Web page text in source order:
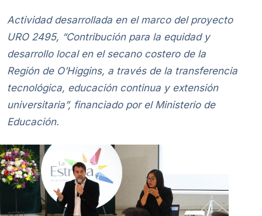
Actividad desarrollada en el marco del proyecto
URO 2495, “Contribución para la equidad y
desarrollo local en el secano costero de la
Región de O’Higgins, a través de la transferencia
tecnológica, educación continua y extensión
universitaria”, financiado por el Ministerio de
Educación.